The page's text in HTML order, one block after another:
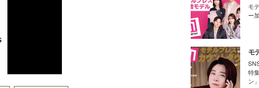
モ
ー
モ
特
ン」